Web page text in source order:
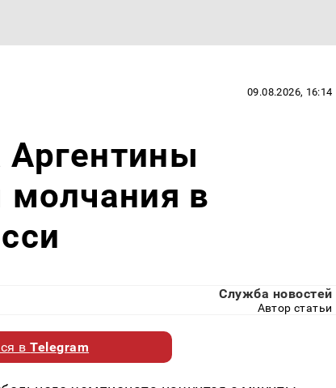
09.08.2026, 16:14
молчания в
Служба новостей
Автор статьи
вTelegram